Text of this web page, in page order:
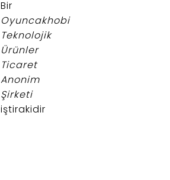
Bir
Oyuncakhobi
Teknolojik
Ürünler
Ticaret
Anonim
Şirketi
iştirakidir